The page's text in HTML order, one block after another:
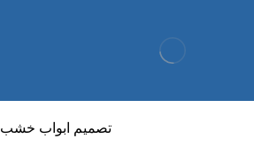
تصميم ابواب خشب